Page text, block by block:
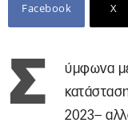
Facebook X
Σ
ύμφωνα με
2023–